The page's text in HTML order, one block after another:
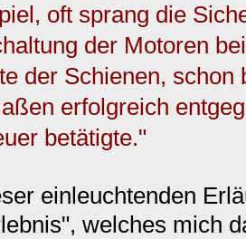
oft sprang die
der Motoren
der Schienen, schon
erfolgreich
betätigte."
einleuchtenden
welches mich